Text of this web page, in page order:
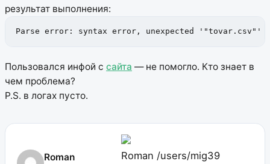
результат выполнения:
Parse error: syntax error, unexpected '"tovar.csv"'
Пользовался инфой с сайта — не помогло. Кто знает в
чем проблема?
P.S. в логах пусто.
Roman Roman /users/mig39